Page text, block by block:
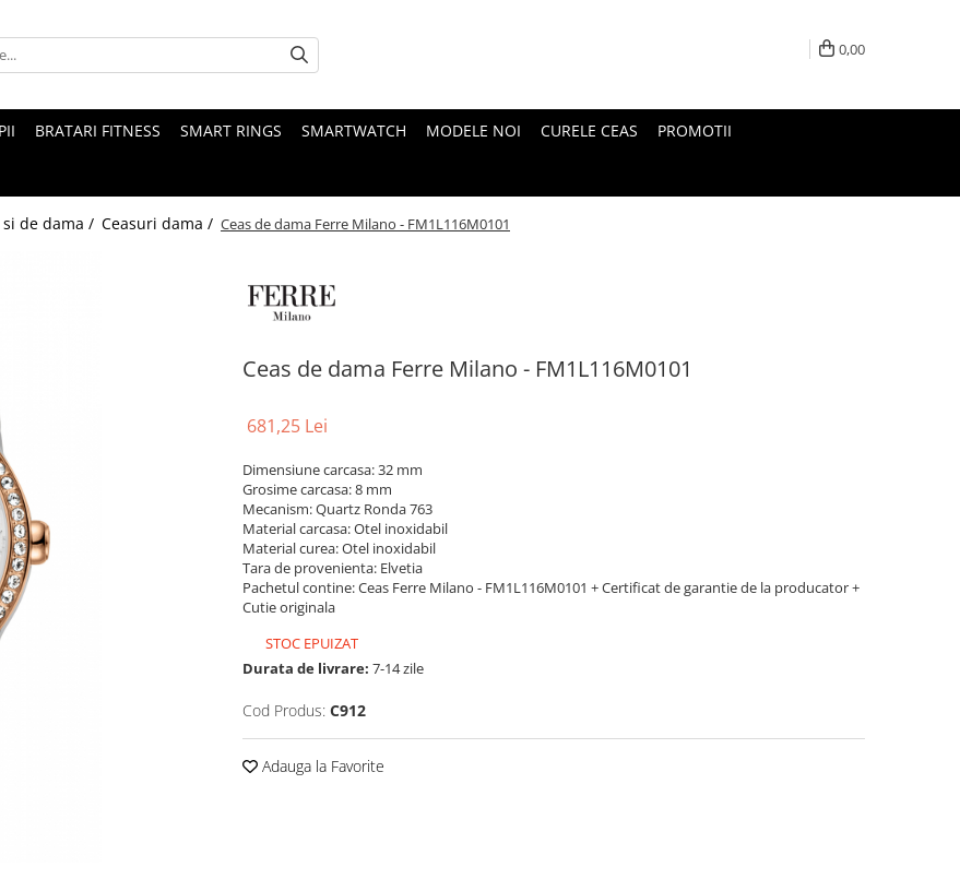
0,00
BRATARI FITNESS SMART RINGS SMARTWATCH MODELE NOI CURELE CEAS PROMOTII
de dama / Ceasuri dama / Ceas de dama Ferre Milano - FM1L116M0101
Ceas de dama Ferre Milano - FM1L116M0101
681,25 Lei
Dimensiune carcasa: 32 mm
Grosime carcasa: 8 mm
Mecanism: Quartz Ronda 763
Material carcasa: Otel inoxidabil
Material curea: Otel inoxidabil
Tara de provenienta: Elvetia
Pachetul contine: Ceas Ferre Milano - FM1L116M0101 + Certificat de garantie de la producator +
Cutie originala
STOC EPUIZAT
Durata de livrare: 7-14 zile
Cod Produs: C912
Adauga la Favorite